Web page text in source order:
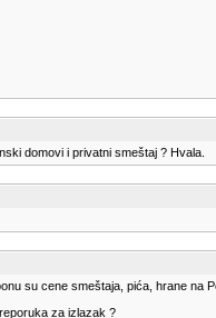
domovi i privatni smeštaj ? Hvala.
su cene smeštaja, pića, hrane na
za izlazak ?